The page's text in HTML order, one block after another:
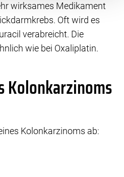
und fortlaufend zu
den Abruf und die
Ihre Einwilligung. Ihre
Wirkung für die Zukunft
wirksames Medikament
Oft wird es
verabreicht. Die
wie bei Oxaliplatin.
Kolonkarzinoms
Kolonkarzinoms ab: